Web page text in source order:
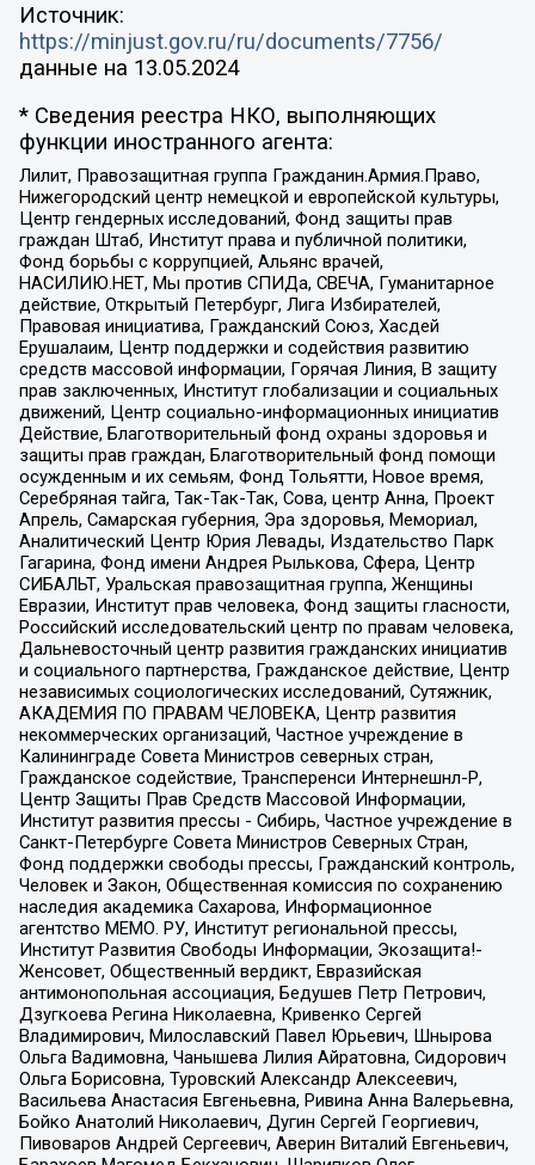
Источник:
https://minjust.gov.ru/ru/documents/7756/
данные на 13.05.2024
* Сведения реестра НКО, выполняющих
функции иностранного агента:
Лилит, Правозащитная группа Гражданин.Армия.Право,
Нижегородский центр немецкой и европейской культуры,
Центр гендерных исследований, Фонд защиты прав
граждан Штаб, Институт права и публичной политики,
Фонд борьбы с коррупцией, Альянс врачей,
НАСИЛИЮ.НЕТ, Мы против СПИДа, СВЕЧА, Гуманитарное
действие, Открытый Петербург, Лига Избирателей,
Правовая инициатива, Гражданский Союз, Хасдей
Ерушалаим, Центр поддержки и содействия развитию
средств массовой информации, Горячая Линия, В защиту
прав заключенных, Институт глобализации и социальных
движений, Центр социально-информационных инициатив
Действие, Благотворительный фонд охраны здоровья и
защиты прав граждан, Благотворительный фонд помощи
осужденным и их семьям, Фонд Тольятти, Новое время,
Серебряная тайга, Так-Так-Так, Сова, центр Анна, Проект
Апрель, Самарская губерния, Эра здоровья, Мемориал,
Аналитический Центр Юрия Левады, Издательство Парк
Гагарина, Фонд имени Андрея Рылькова, Сфера, Центр
СИБАЛЬТ, Уральская правозащитная группа, Женщины
Евразии, Институт прав человека, Фонд защиты гласности,
Российский исследовательский центр по правам человека,
Дальневосточный центр развития гражданских инициатив
и социального партнерства, Гражданское действие, Центр
независимых социологических исследований, Сутяжник,
АКАДЕМИЯ ПО ПРАВАМ ЧЕЛОВЕКА, Центр развития
некоммерческих организаций, Частное учреждение в
Калининграде Совета Министров северных стран,
Гражданское содействие, Трансперенси Интернешнл-Р,
Центр Защиты Прав Средств Массовой Информации,
Институт развития прессы - Сибирь, Частное учреждение в
Санкт-Петербурге Совета Министров Северных Стран,
Фонд поддержки свободы прессы, Гражданский контроль,
Человек и Закон, Общественная комиссия по сохранению
наследия академика Сахарова, Информационное
агентство МЕМО. РУ, Институт региональной прессы,
Институт Развития Свободы Информации, Экозащита!-
Женсовет, Общественный вердикт, Евразийская
антимонопольная ассоциация, Бедушев Петр Петрович,
Дзугкоева Регина Николаевна, Кривенко Сергей
Владимирович, Милославский Павел Юрьевич, Шнырова
Ольга Вадимовна, Чанышева Лилия Айратовна, Сидорович
Ольга Борисовна, Туровский Александр Алексеевич,
Васильева Анастасия Евгеньевна, Ривина Анна Валерьевна,
Бойко Анатолий Николаевич, Дугин Сергей Георгиевич,
Пивоваров Андрей Сергеевич, Аверин Виталий Евгеньевич,